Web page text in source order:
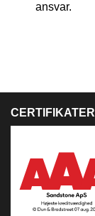
ansvar.